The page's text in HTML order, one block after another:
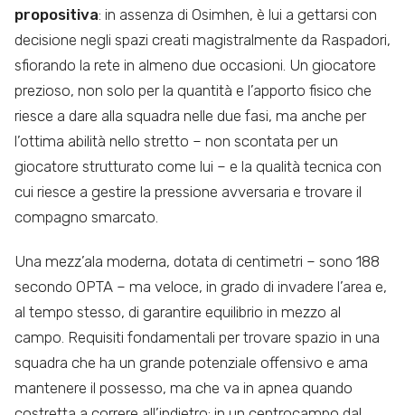
propositiva: in assenza di Osimhen, è lui a gettarsi con
decisione negli spazi creati magistralmente da Raspadori,
sfiorando la rete in almeno due occasioni. Un giocatore
prezioso, non solo per la quantità e l’apporto fisico che
riesce a dare alla squadra nelle due fasi, ma anche per
l’ottima abilità nello stretto – non scontata per un
giocatore strutturato come lui – e la qualità tecnica con
cui riesce a gestire la pressione avversaria e trovare il
compagno smarcato.
Una mezz’ala moderna, dotata di centimetri – sono 188
secondo OPTA – ma veloce, in grado di invadere l’area e,
al tempo stesso, di garantire equilibrio in mezzo al
campo. Requisiti fondamentali per trovare spazio in una
squadra che ha un grande potenziale offensivo e ama
mantenere il possesso, ma che va in apnea quando